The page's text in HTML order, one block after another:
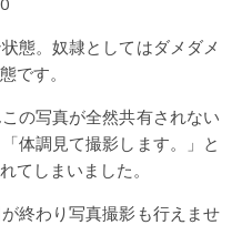
態。奴隷としてはダメダメ
です。
の写真が全然共有されない
体調見て撮影します。」と
てしまいました。
終わり写真撮影も行えませ